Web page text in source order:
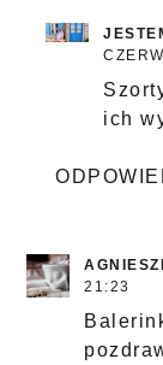
ich
21:23